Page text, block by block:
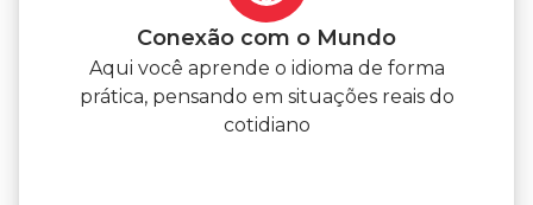
Conexão com o Mundo
Aqui você aprende o idioma de forma
prática, pensando em situações reais do
cotidiano